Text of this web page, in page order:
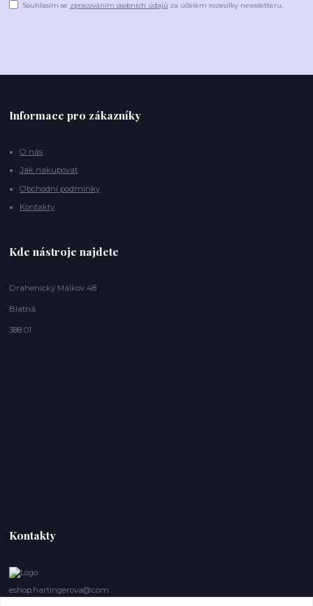
Souhlasím se zpracováním osobních údajů za účelem rozesílky newsletteru.
Informace pro zákazníky
O nás
Jak nakupovat
Obchodní podmínky
Kontakty
Kde nástroje najdete
Drahenický Málkov 48
Blatná
388 01
Kontakty
eshop.hartingerova@com